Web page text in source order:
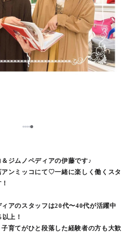
1234
ジムノペディアの伊藤です♪
ンミッコにて♡一緒に楽しく働くスタ
アのスタッフは20代〜40代が活躍中
上！
育てがひと段落した経験者の方も大歓